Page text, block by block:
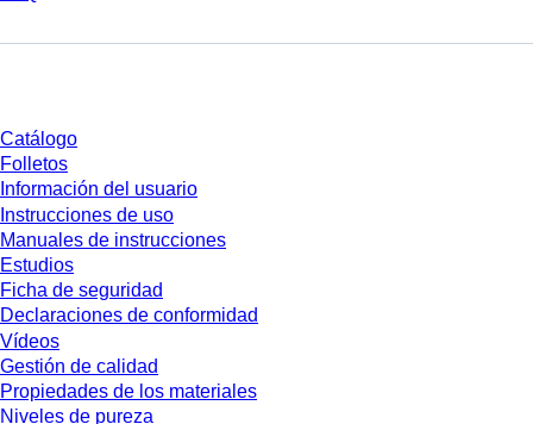
Catálogo
Folletos
Información del usuario
Instrucciones de uso
Manuales de instrucciones
Estudios
Ficha de seguridad
Declaraciones de conformidad
Vídeos
Gestión de calidad
Propiedades de los materiales
Niveles de pureza